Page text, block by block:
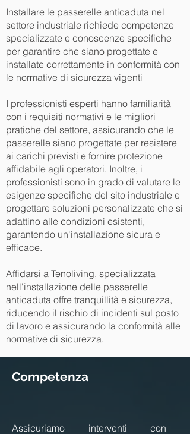
Installare le passerelle anticaduta nel
settore industriale richiede competenze
specializzate e conoscenze specifiche
per garantire che siano progettate e
installate correttamente in conformità con
le normative di sicurezza vigenti
I professionisti esperti hanno familiarità
con i requisiti normativi e le migliori
pratiche del settore, assicurando che le
passerelle siano progettate per resistere
ai carichi previsti e fornire protezione
affidabile agli operatori. Inoltre, i
professionisti sono in grado di valutare le
esigenze specifiche del sito industriale e
progettare soluzioni personalizzate che si
adattino alle condizioni esistenti,
garantendo un'installazione sicura e
efficace.
Affidarsi a Tenoliving, specializzata
nell'installazione delle passerelle
anticaduta offre tranquillità e sicurezza,
riducendo il rischio di incidenti sul posto
di lavoro e assicurando la conformità alle
normative di sicurezza.
Competenza
Assicuriamo interventi con